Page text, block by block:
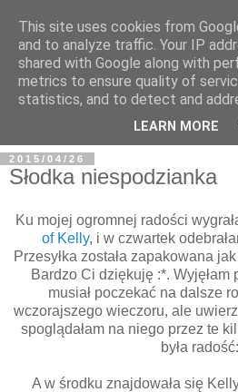
BFashions
2015/04/26
Słodka niespodzianka
Ku mojej ogromnej radości
of Kelly, i w czwartek
Przesyłka została zapakowana
Bardzo Ci dziękuję :*. Wyjęłam
musiał poczekać na dalsze
wczorajszego wieczoru, ale
spoglądałam na niego przez te
była
A w środku znajdowała się
This site uses cookies from
and to analyze traffic. Your IP
shared with Google along with
metrics to ensure quality of
statistics, and to detect and
LEARN MORE